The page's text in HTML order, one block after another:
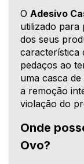
O Adesivo
utilizado para
dos seus
característica
pedaços ao
uma casca
a remoção
violação do
Onde
Ovo?